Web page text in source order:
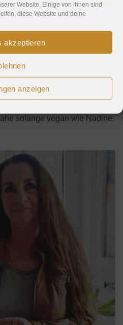
Website. Einige von ihnen sind
diese Website und deine
akzeptieren
anzeigen
vegan leben kein Verzicht
seit über 30 Jahren befreundet
Virus“ infiziert ;-) Nun
mit.
und kümmere mich um unser
solange vegan wie Nadine.